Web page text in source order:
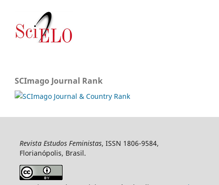
SCImago Journal Rank
Revista Estudos Feministas, ISSN 1806-9584,
Florianópolis, Brasil.